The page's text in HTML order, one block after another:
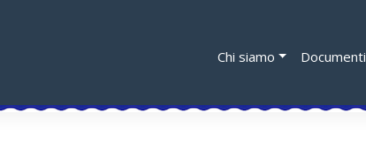
Chi siamo Documenti